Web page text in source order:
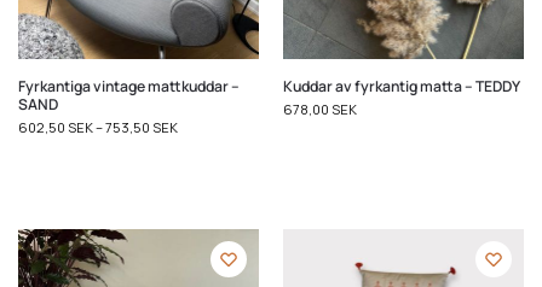
Fyrkantiga vintage mattkuddar –
SAND
602,50 SEK–753,50 SEK
Kuddar av fyrkantig matta – TEDDY
678,00 SEK